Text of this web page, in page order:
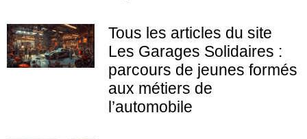
Tous les articles du site
Les Garages Solidaires :
parcours de jeunes formés
aux métiers de
l’automobile